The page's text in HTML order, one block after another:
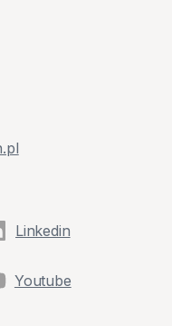
Linkedin
Youtube